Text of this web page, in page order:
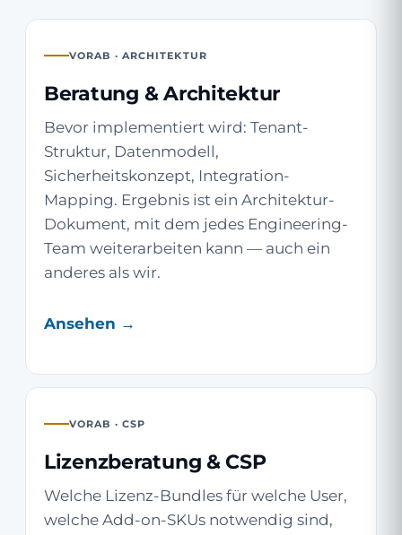
VORAB · ARCHITEKTUR
Beratung & Architektur
Bevor implementiert wird: Tenant-
Struktur, Datenmodell,
Sicherheitskonzept, Integration-
Mapping. Ergebnis ist ein Architektur-
Dokument, mit dem jedes Engineering-
Team weiterarbeiten kann — auch ein
anderes als wir.
Ansehen →
VORAB · CSP
Lizenzberatung & CSP
Welche Lizenz-Bundles für welche User,
welche Add-on-SKUs notwendig sind,